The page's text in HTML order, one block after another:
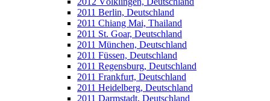
2011 Berlin, Deutschland
2011 Chiang Mai, Thailand
2011 St. Goar, Deutschland
2011 München, Deutschland
2011 Füssen, Deutschland
2011 Regensburg, Deutschland
2011 Frankfurt, Deutschland
2011 Heidelberg, Deutschland
2011 Darmstadt, Deutschland